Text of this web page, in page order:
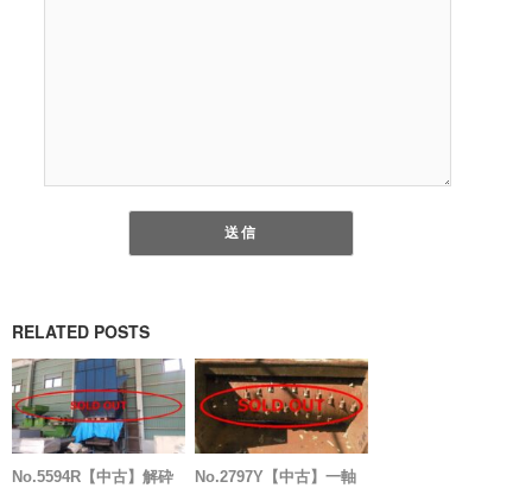
RELATED POSTS
No.5594R【中古】解砕
No.2797Y【中古】一軸